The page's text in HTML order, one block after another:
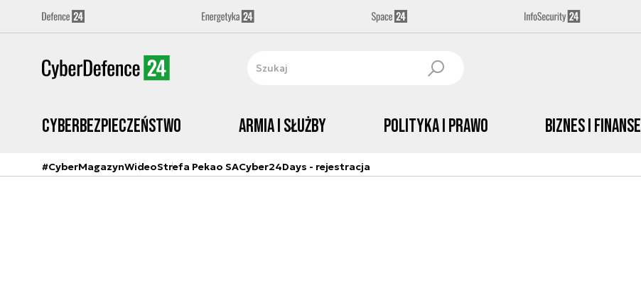
Cyberbezpieczeństwo Armia i Służby Polityka i prawo Biznes i Finanse
#CyberMagazynWideoStrefa Pekao SACyber24Days - rejestracja